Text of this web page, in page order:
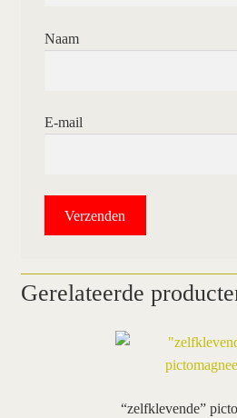
Naam
E-mail
Gerelateerde
“zelfklevende”